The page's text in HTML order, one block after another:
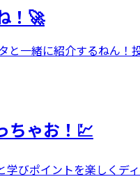
！🚀
と一緒に紹介するねん！
ちゃお！💹
びポイントを楽しくデ